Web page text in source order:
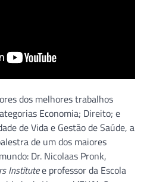
dos melhores trabalhos
Economia; Direito; e
de Vida e Gestão de Saúde, a
de um dos maiores
Dr. Nicolaas Pronk,
Institutee professor da Escola